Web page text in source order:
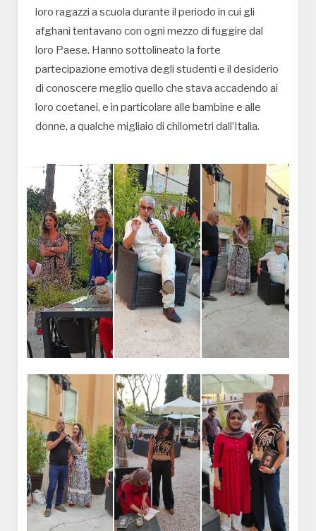
loro ragazzi a scuola durante il periodo in cui gli
afghani tentavano con ogni mezzo di fuggire dal
loro Paese. Hanno sottolineato la forte
partecipazione emotiva degli studenti e il desiderio
di conoscere meglio quello che stava accadendo ai
loro coetanei, e in particolare alle bambine e alle
donne, a qualche migliaio di chilometri dall’Italia.